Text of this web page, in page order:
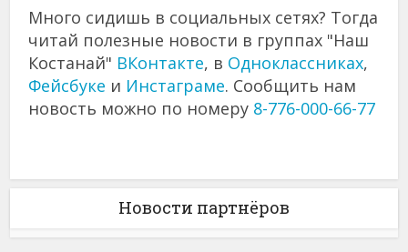
Много сидишь в социальных сетях? Тогда
читай полезные новости в группах "Наш
Костанай" ВКонтакте, в Одноклассниках,
Фейсбуке и Инстаграме. Сообщить нам
новость можно по номеру 8-776-000-66-77
Новости партнёров